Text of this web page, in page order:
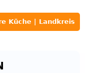
Küche | Landkreis